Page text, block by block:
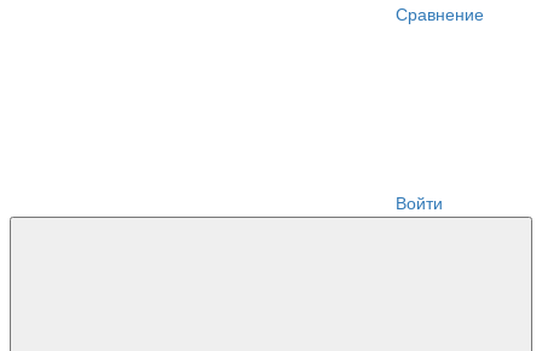
Сравнение
Войти